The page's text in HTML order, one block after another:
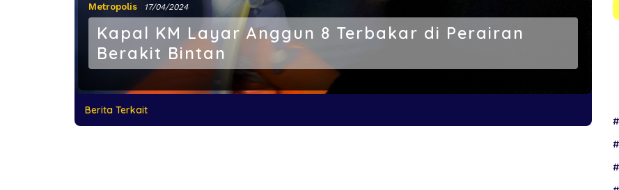
Metropolis 17/04/2024
Kapal KM Layar Anggun 8 Terbakar di Perairan
Berakit Bintan
Berita Terkait